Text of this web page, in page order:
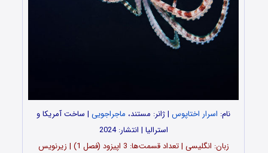
نام: اسرار اختاپوس | ژانر: مستند، ماجراجویی | ساخت آمریکا و
استرالیا | انتشار: 2024
زبان: انگلیسی | تعداد قسمت‌‌‌‌ها: 3 اپیزود (فصل 1) | زیرنویس